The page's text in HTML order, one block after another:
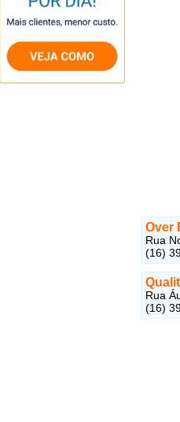
Over
Rua
(16)
Rua
(16)